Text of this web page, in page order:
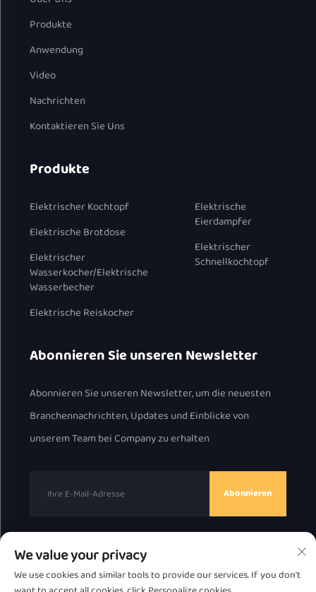
Produkte
Anwendung
Video
Nachrichten
Kontaktieren Sie Uns
Produkte
Elektrischer Kochtopf
Elektrische Brotdose
Elektrischer
Wasserkocher/Elektrische
Wasserbecher
Elektrische Reiskocher
Elektrische
Eierdampfer
Elektrischer
Schnellkochtopf
Abonnieren Sie unseren Newsletter
Abonnieren Sie unseren Newsletter, um die neuesten
Branchennachrichten, Updates und Einblicke von
unserem Team bei Company zu erhalten
Abonnieren
Urheberrecht © 2025 durch Chaozhou Great Bear
Technology Co., Ltd.
Datenschutzrichtlinie
We value your privacy
We use cookies and similar tools to provide our services. If you don't